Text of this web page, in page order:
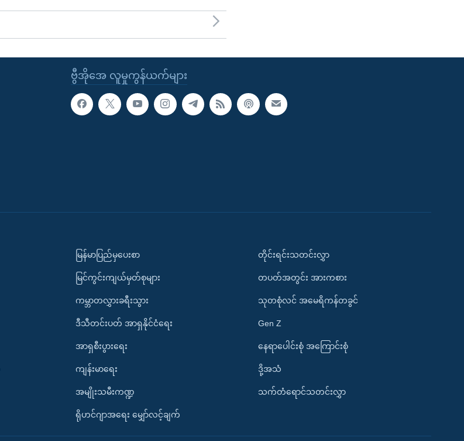
ဗွီအိုအေ လူမှုကွန်ယက်များ
မြန်မာပြည်မှပေးစာ
မြင်ကွင်းကျယ်မှတ်စုများ
ကမ္ဘာတလွှားခရီးသွား
ဒီသီတင်းပတ် အာရှနိုင်ငံရေး
အာရှစီးပွားရေး
ကျန်းမာရေး
အမျိုးသမီးကဏ္ဍ
ရိုဟင်ဂျာအရေး မျှော်လင့်ချက်
တိုင်းရင်းသတင်းလွှာ
တပတ်အတွင်း အားကစား
သုတစုံလင် အမေရိကန်တခွင်
Gen Z
နေရာပေါင်းစုံ အကြောင်းစုံ
ဒို့အသံ
သက်တံရောင်သတင်းလွှာ